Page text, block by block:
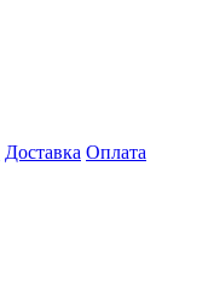
Доставка Оплата